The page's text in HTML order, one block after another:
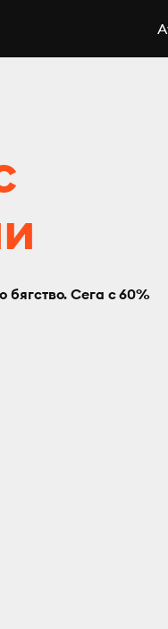
бягство. Сега с 60%